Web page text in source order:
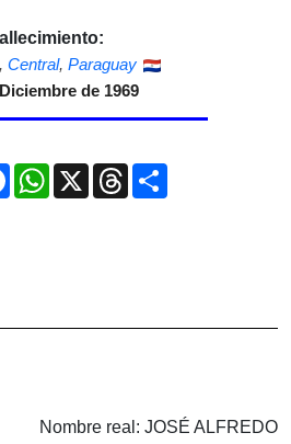
Central, Paraguay
de 1969
FacebookWhatsApp
X ThreadsCompartir
Nombre real: JOSÉ ALFREDO